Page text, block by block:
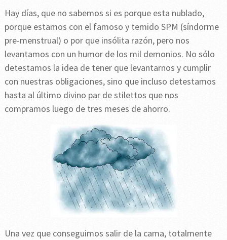
Hay días, que no sabemos si es porque esta nublado,
porque estamos con el famoso y temido SPM (síndorme
pre-menstrual) o por que insólita razón, pero nos
levantamos con un humor de los mil demonios. No sólo
detestamos la idea de tener que levantarnos y cumplir
con nuestras obligaciones, sino que incluso detestamos
hasta al último divino par de stilettos que nos
compramos luego de tres meses de ahorro.
Una vez que conseguimos salir de la cama, totalmente